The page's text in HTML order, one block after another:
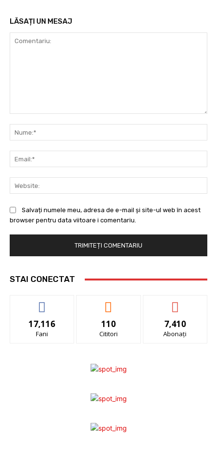
LĂSAȚI UN MESAJ
Salvați numele meu, adresa de e-mail și site-ul web în acest
browser pentru data viitoare i comentariu.
STAI CONECTAT
17,116
Fani
110
Cititori
7,410
Abonați